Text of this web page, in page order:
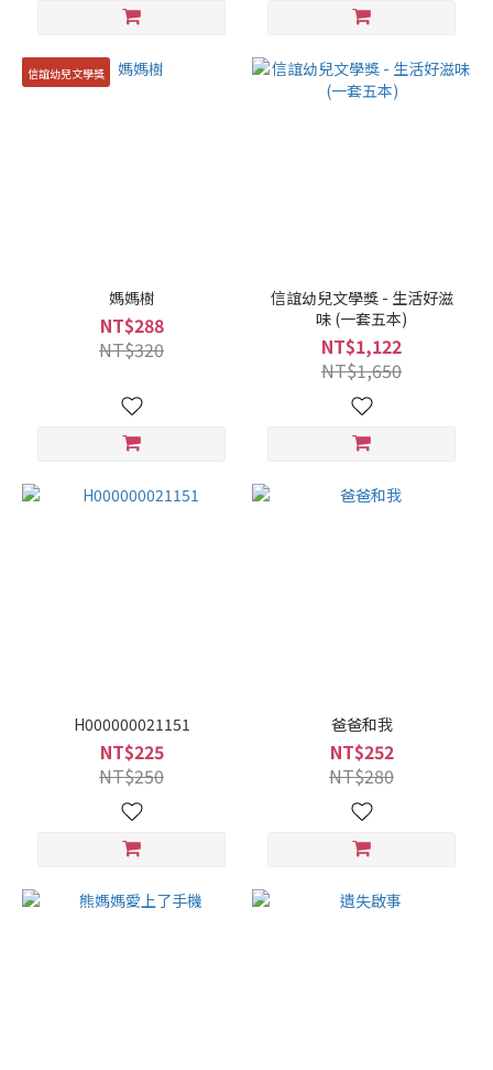
信誼幼兒文學獎
媽媽樹
NT$288
NT$320
信誼幼兒文學獎 - 生活好滋
味 (一套五本)
NT$1,122
NT$1,650
H000000021151
NT$225
NT$250
爸爸和我
NT$252
NT$280